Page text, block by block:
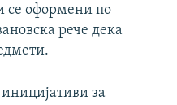
се оформени по
рече дека
за